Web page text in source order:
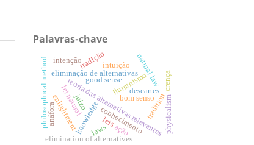
Palavras-chave
conhecimento
teoria das alternativas relevantes
eliminação de alternativas
knowledge
elimination of alternatives.
bom senso
tradição
leis
lei natural
iluminismo
good sense
tradition
laws
natural law
enlightment
philosophical method physicalism
intuição
ação
crença
intenção
descartes
juízo
anáfora